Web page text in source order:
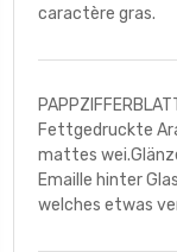
caractère gras.
Fettgedruckte
mattes
Emaille hinter
welches etwas